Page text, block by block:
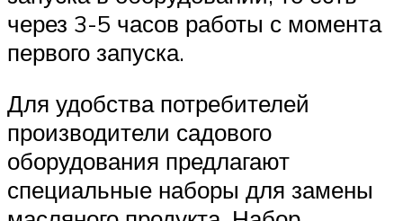
через 3-5 часов работы с момента
первого запуска.
Для удобства потребителей
производители садового
оборудования предлагают
специальные наборы для замены